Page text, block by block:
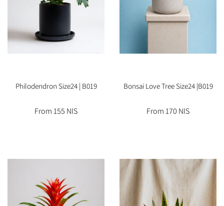
Bonsai Love Tree Size24 |B019
From 170 NIS
Philodendron Size24 | B019
From 155 NIS